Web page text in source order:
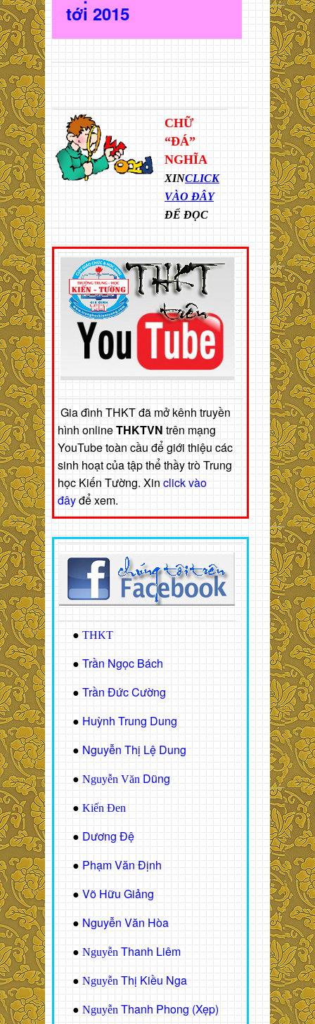
tới 2015
CHỮ
“ĐÁ”
NGHĨA
XINCLICK
VÀO ĐÂY
ĐỂ ĐỌC
Gia đình THKT đã mở kênh truyền
hình onlineTHKTVN trên mạng
YouTube toàn cầu để giới thiệu các
sinh hoạt của tập thể thầy trò Trung
học Kiến Tường. Xin click vào
đâyđể xem.
● THKT
● Trần Ngọc Bách
● Trần Đức Cường
● Huỳnh Trung Dung
● Nguyễn Thị Lệ Dung
● Nguyễn Văn Dũng
● Kiến Đen
● Dương Đệ
● Phạm Văn Định
● Võ Hữu Giảng
● Nguyễn Văn Hòa
● Nguyễn Thanh Liêm
● Nguyễn Thị Kiều Nga
● Nguyễn Thanh Phong (Xẹp)